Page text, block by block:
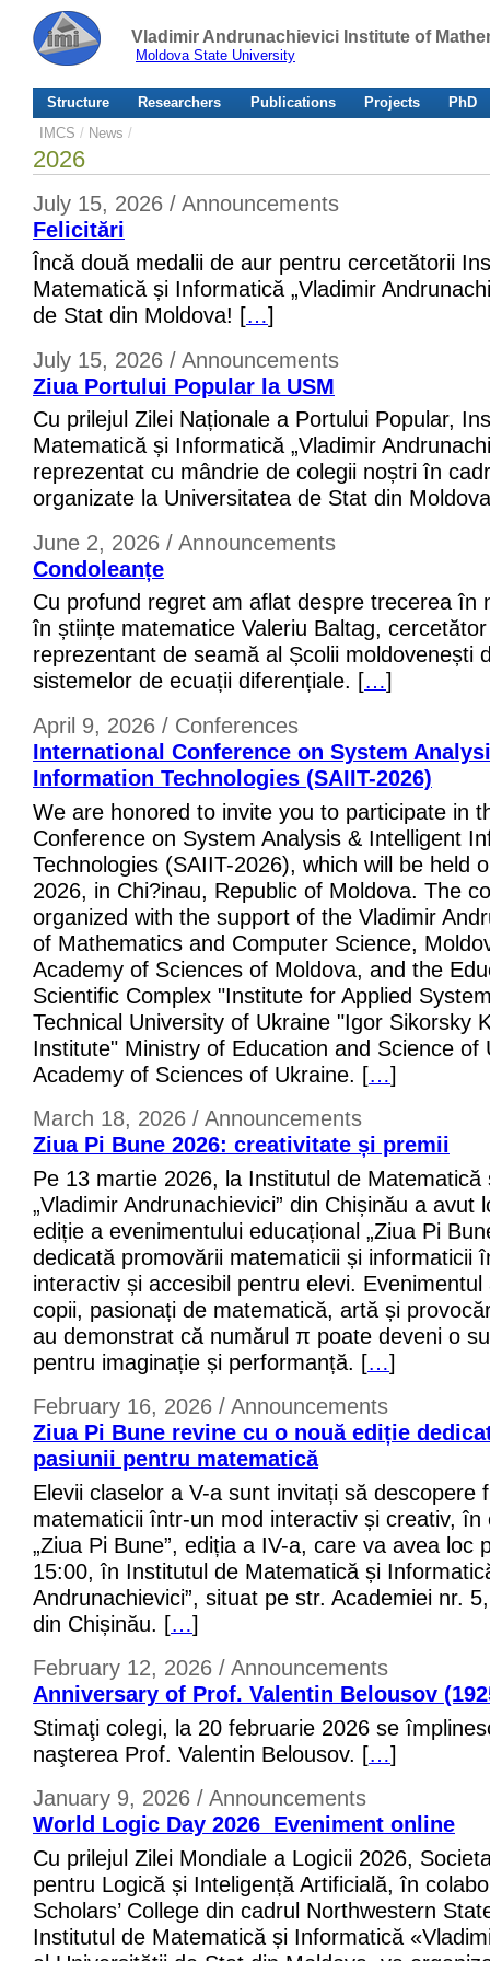
Vladimir Andrunachievici Institute of
Moldova State University
Structure Researchers Publications Projects
PhD
IMCS / News /
2026
July 15, 2026 / Announcements
Felicitări
Încă două medalii de aur pentru cercetătorii
Matematică și Informatică „Vladimir
de Stat din Moldova! […]
July 15, 2026 / Announcements
Ziua Portului Popular la USM
Cu prilejul Zilei Naționale a Portului Popular,
Matematică și Informatică „Vladimir
reprezentat cu mândrie de colegii noștri în
organizate la Universitatea de Stat din
June 2, 2026 / Announcements
Condoleanțe
Cu profund regret am aflat despre trecerea în
în științe matematice Valeriu Baltag,
reprezentant de seamă al Școlii moldovenești
sistemelor de ecuații diferențiale. […]
April 9, 2026 / Conferences
International Conference on System
Information Technologies (SAIIT-2026)
We are honored to invite you to participate in
Conference on System Analysis & Intelligent
Technologies (SAIIT-2026), which will be held
2026, in Chi?inau, Republic of Moldova. The
organized with the support of the Vladimir
of Mathematics and Computer Science,
Academy of Sciences of Moldova, and the
Scientific Complex "Institute for Applied
Technical University of Ukraine "Igor Sikorsky
Institute" Ministry of Education and Science of
Academy of Sciences of Ukraine. […]
March 18, 2026 / Announcements
Ziua Pi Bune 2026: creativitate și premii
Pe 13 martie 2026, la Institutul de Matematică
„Vladimir Andrunachievici” din Chișinău a avut
ediție a evenimentului educațional „Ziua Pi
dedicată promovării matematicii și informaticii
interactiv și accesibil pentru elevi.
copii, pasionați de matematică, artă și
au demonstrat că numărul π poate deveni o
pentru imaginație și performanță. […]
February 16, 2026 / Announcements
Ziua Pi Bune revine cu o nouă ediție
pasiunii pentru matematică
Elevii claselor a V-a sunt invitați să descopere
matematicii într-un mod interactiv și creativ, în
„Ziua Pi Bune”, ediția a IV-a, care va avea loc
15:00, în Institutul de Matematică și
Andrunachievici”, situat pe str. Academiei nr.
din Chișinău. […]
February 12, 2026 / Announcements
Anniversary of Prof. Valentin Belousov
Stimaţi colegi, la 20 februarie 2026 se
naşterea Prof. Valentin Belousov. […]
January 9, 2026 / Announcements
World Logic Day 2026  Eveniment online
Cu prilejul Zilei Mondiale a Logicii 2026,
pentru Logică și Inteligență Artificială, în
Scholars’ College din cadrul Northwestern
Institutul de Matematică și Informatică